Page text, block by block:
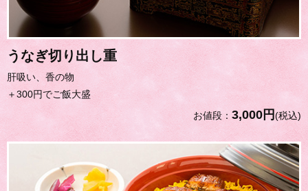
うなぎ切り出し重
肝吸い、香の物
＋300円でご飯大盛
お値段： 3,000円(税込)